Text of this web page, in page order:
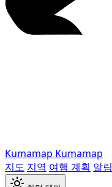
Kumamap Kumamap
지도 지역 여행 계획 알림